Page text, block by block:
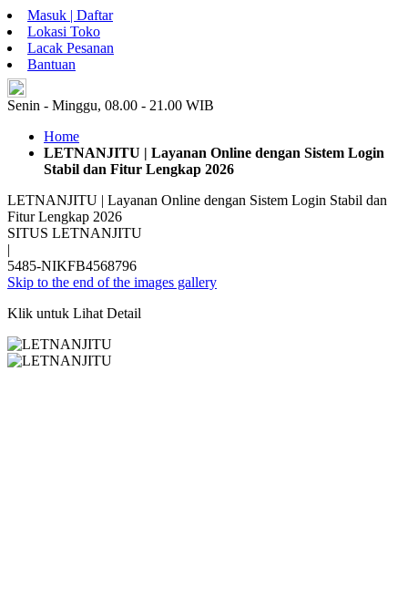
Masuk | Daftar
Lokasi Toko
Lacak Pesanan
Bantuan
Senin - Minggu, 08.00 - 21.00 WIB
Home
LETNANJITU | Layanan Online dengan Sistem Login
Stabil dan Fitur Lengkap 2026
LETNANJITU | Layanan Online dengan Sistem Login Stabil dan
Fitur Lengkap 2026
SITUS LETNANJITU
|
5485-NIKFB4568796
Skip to the end of the images gallery
Klik untuk Lihat Detail